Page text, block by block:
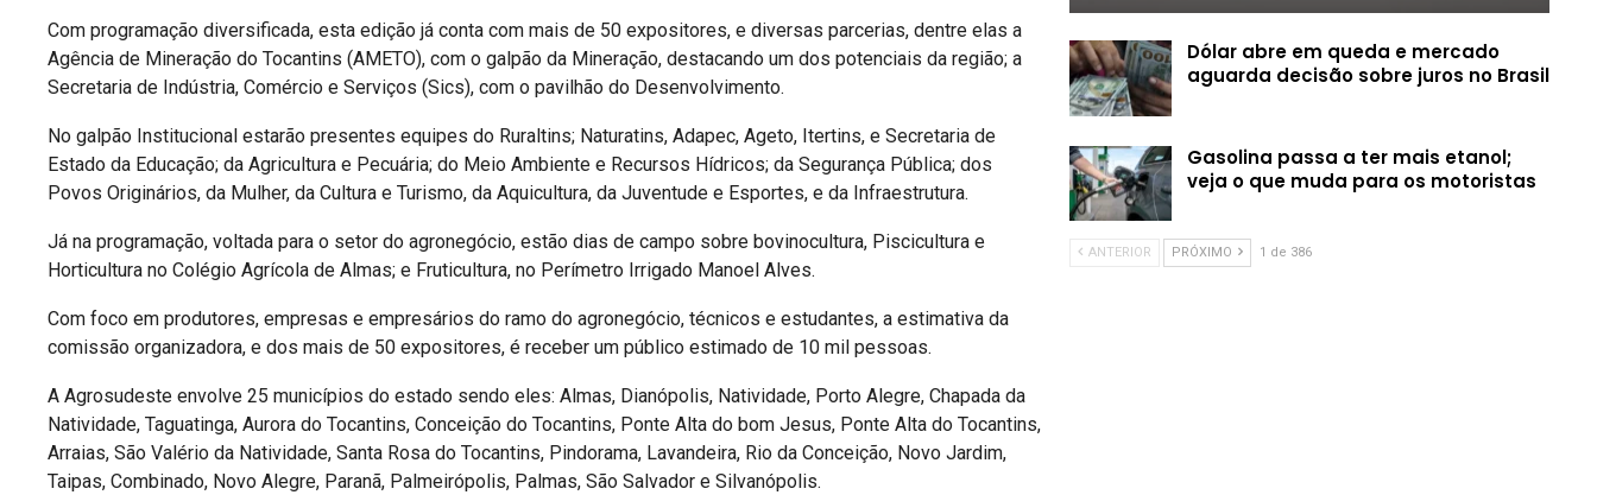
Com programação diversificada, esta edição já conta com mais de 50 expositores, e diversas parcerias, dentre elas a
Agência de Mineração do Tocantins (AMETO), com o galpão da Mineração, destacando um dos potenciais da região; a
Secretaria de Indústria, Comércio e Serviços (Sics), com o pavilhão do Desenvolvimento.
No galpão Institucional estarão presentes equipes do Ruraltins; Naturatins, Adapec, Ageto, Itertins, e Secretaria de
Estado da Educação; da Agricultura e Pecuária; do Meio Ambiente e Recursos Hídricos; da Segurança Pública; dos
Povos Originários, da Mulher, da Cultura e Turismo, da Aquicultura, da Juventude e Esportes, e da Infraestrutura.
Já na programação, voltada para o setor do agronegócio, estão dias de campo sobre bovinocultura, Piscicultura e
Horticultura no Colégio Agrícola de Almas; e Fruticultura, no Perímetro Irrigado Manoel Alves.
Com foco em produtores, empresas e empresários do ramo do agronegócio, técnicos e estudantes, a estimativa da
comissão organizadora, e dos mais de 50 expositores, é receber um público estimado de 10 mil pessoas.
A Agrosudeste envolve 25 municípios do estado sendo eles: Almas, Dianópolis, Natividade, Porto Alegre, Chapada da
Natividade, Taguatinga, Aurora do Tocantins, Conceição do Tocantins, Ponte Alta do bom Jesus, Ponte Alta do Tocantins,
Arraias, São Valério da Natividade, Santa Rosa do Tocantins, Pindorama, Lavandeira, Rio da Conceição, Novo Jardim,
Taipas, Combinado, Novo Alegre, Paranã, Palmeirópolis, Palmas, São Salvador e Silvanópolis.
Dólar abre em queda e mercado
aguarda decisão sobre juros no Brasil
Gasolina passa a ter mais etanol;
veja o que muda para os motoristas
ANTERIOR PRÓXIMO 1 de 386